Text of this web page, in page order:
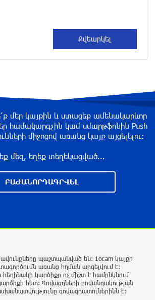
Հաջիևի հայտարարության մասին
3 ժամ առաջ
3 ժամ առաջ
երբեք միջnւկային զինшմթերք չի
և ԱՄՆ-ը կօգտագործի իր ունեցած
Վենս
3 ժամ առաջ
ծիրանի դիվանագիտություն».
դարձել է «օգտագործելի»
համար, և հայկական սփյուռքը
է դրանից
մեր կայքին և ստացեք ամենակարևոր
համակարգչին կամ սմարթֆոնին Push
միջոցով առանց կայք այցելելու։
մեզ, եղեք տեղեկացված...
ԲԱԺԱՆՈՐԴԱԳՐՎԵԼ
պաշտպանված են: 1or.am կայքի
առանց հղման արգելվում է:
կարծիքը ոչ միշտ է համընկնում
հետ: Գովազդների բովանդակության
գովազդատուներինն է: